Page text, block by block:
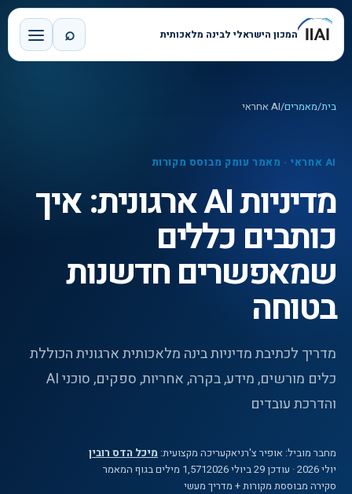
המכון הישראלי לבינה מלאכותית ⌕
בית/מאמרים/AI אחראי
AI אחראי · מאמר עומק מבוסס מקורות
מדיניות AI ארגונית: איך
כותבים כללים
שמאפשרים חדשנות
בטוחה
מדריך לכתיבת מדיניות בינה מלאכותית ארגונית הכוללת
כלים מורשים, מידע, בקרה, אחריות, ספקים, סוכני AI
והדרכת עובדים
מחבר מוביל: אופיר צ'רניאקעריכה מקצועית: מיכל הדס רובין
יולי 2026
· עודכן 29 ביולי 2026 1,571 מיליםבגוף המאמר
סקירה מבוססת מקורות + מדריך מעשי